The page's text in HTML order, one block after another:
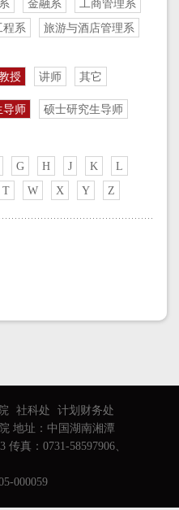
金融系
工商管理系
程系
旅游与酒店管理系
授 讲师 其它
导师 硕士研究生导师
G H J K
L
T W X Y Z
社科处
计划财务处
地址：中国湖南湘潭
传真：0731-58597906、
000059